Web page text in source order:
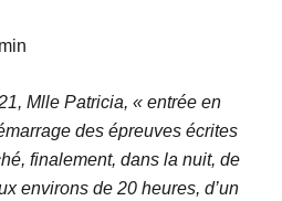
Mlle Patricia, « entrée en
des épreuves écrites
finalement, dans la nuit, de
environs de 20 heures, d’un